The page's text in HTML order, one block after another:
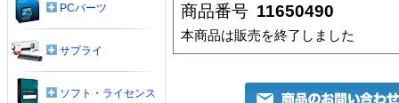
商品番号 11650490
本商品は販売を終了しました
PCパーツ
サプライ
ソフト・ライセンス